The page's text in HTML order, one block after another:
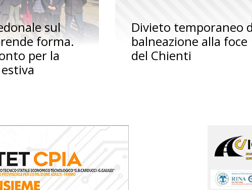
sul
forma.
per la
Divieto temporaneo
balneazione alla foce
del Chienti